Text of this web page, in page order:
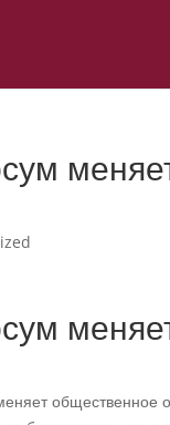
общественное